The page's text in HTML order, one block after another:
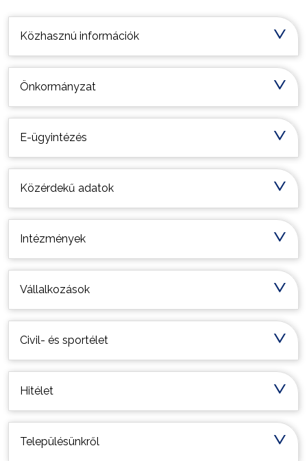
Közhasznú információk
Önkormányzat
E-ügyintézés
Közérdekű adatok
Intézmények
Vállalkozások
Civil- és sportélet
Hitélet
Településünkről